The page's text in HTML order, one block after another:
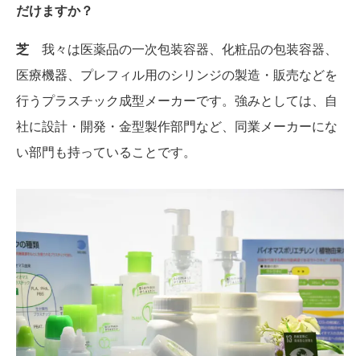
だけますか？
芝 我々は医薬品の一次包装容器、化粧品の包装容器、
医療機器、プレフィル用のシリンジの製造・販売などを
行うプラスチック成型メーカーです。強みとしては、自
社に設計・開発・金型製作部門など、同業メーカーにな
い部門も持っていることです。